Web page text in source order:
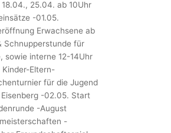
18.04., 25.04. ab 10Uhr
-01.05.
Erwachsene ab
Schnupperstunde für
sowie interne 12-14Uhr
Eltern-
für die Jugend
-02.05. Start
-August
-